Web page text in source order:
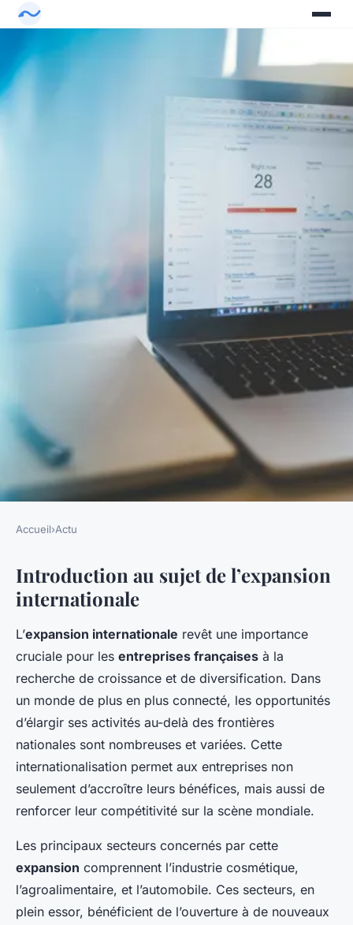
Les Géants Français Partent à
la Conquête Globale: Une
Aventure Internationale
Louise 24 avril 2025 5 min de lecture
Accueil›Actu
Introduction au sujet de l’expansion
internationale
L’expansion internationale revêt une importance
cruciale pour les entreprises françaises à la
recherche de croissance et de diversification. Dans
un monde de plus en plus connecté, les opportunités
d’élargir ses activités au-delà des frontières
nationales sont nombreuses et variées. Cette
internationalisation permet aux entreprises non
seulement d’accroître leurs bénéfices, mais aussi de
renforcer leur compétitivité sur la scène mondiale.
Les principaux secteurs concernés par cette
expansion comprennent l’industrie cosmétique,
l’agroalimentaire, et l’automobile. Ces secteurs, en
plein essor, bénéficient de l’ouverture à de nouveaux